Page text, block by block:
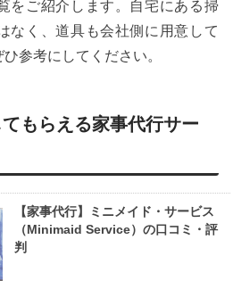
をご紹介します。自宅にある掃
なく、道具も会社側に用意して
参考にしてください。
もらえる家事代行サー
【家事代行】ミニメイド・サービス
（Minimaid Service）の口コミ・評
判